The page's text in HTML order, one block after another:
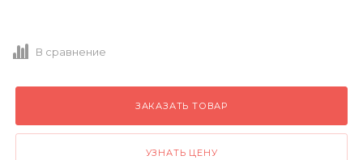
В сравнение
ЗАКАЗАТЬ ТОВАР
УЗНАТЬ ЦЕНУ